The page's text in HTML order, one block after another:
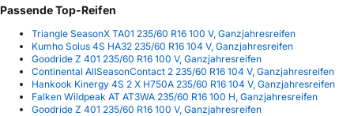
Passende Top-Reifen
Triangle SeasonX TA01 235/60 R16 100 V, Ganzjahresreifen
Kumho Solus 4S HA32 235/60 R16 104 V, Ganzjahresreifen
Goodride Z 401 235/60 R16 100 V, Ganzjahresreifen
Continental AllSeasonContact 2 235/60 R16 104 V, Ganzjahresreifen
Hankook Kinergy 4S 2 X H750A 235/60 R16 104 V, Ganzjahresreifen
Falken Wildpeak AT AT3WA 235/60 R16 100 H, Ganzjahresreifen
Goodride Z 401 235/60 R16 100 V, Ganzjahresreifen